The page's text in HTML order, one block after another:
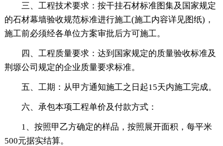
三、工程技术要求：按干挂石材标准图集及国家规定
的石材幕墙验收规范标准进行施工(施工内容详见图纸)，
施工前必须经各单位方案审批后方可施工。
四、工程质量要求：达到国家规定的质量验收标准及
荆塬公司规定的企业质量要求标准。
五、工期：从甲方通知施工之日起15天内施工完成。
六、承包本项工程单价及付款方式：
1、按照甲乙方确定的样品，按照展开面积，每平米
500元据实结算。